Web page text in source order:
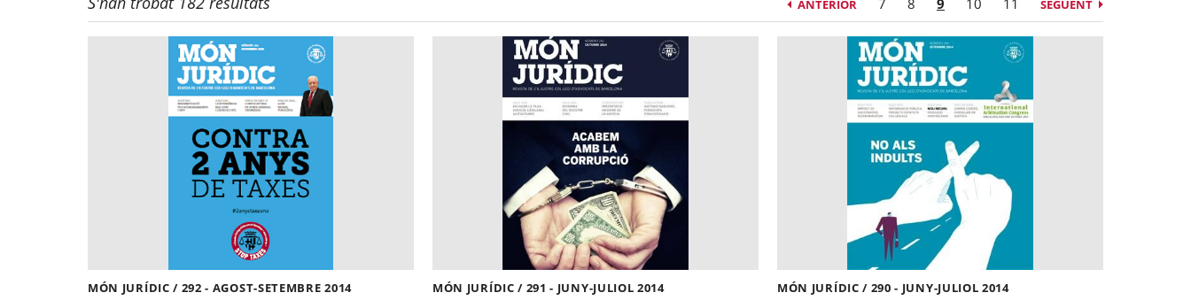
ANTERIOR 7 8 9 10 11 SEGÜENT
MÓN JURÍDIC / 292 - AGOST-SETEMBRE 2014 MÓN JURÍDIC / 291 - JUNY-JULIOL 2014
MÓN JURÍDIC / 290 - JUNY-JULIOL 2014